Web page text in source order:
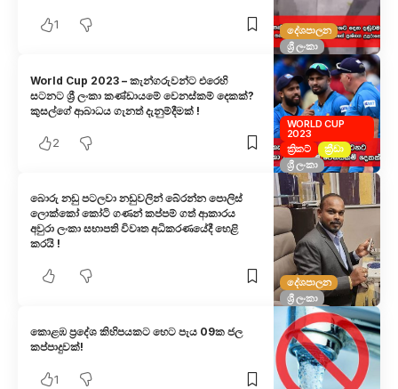
දේශපාලන
ශ්‍රී ලංකා
1
WORLD CUP
2023
ක්‍රිකට්
ක්‍රීඩා
ශ්‍රී ලංකා
World Cup 2023 – කැන්ගරුවන්ට එරෙහි
සටනට ශ්‍රී ලංකා කණ්ඩායමේ වෙනස්කම් දෙකක්?
කුසල්ගේ ආබාධය ගැනත් දැනුම්දීමක් !
2
දේශපාලන
ශ්‍රී ලංකා
බොරු නඩු පටලවා නඩුවලින් බේරන්න පොලිස්
ලොක්කෝ කෝටි ගණන් කප්පම් ගත් ආකාරය
අවුරා ලංකා සභාපති විවෘත අධිකරණයේදී හෙළි
කරයි !
කොළඹ ප්‍රදේශ කිහිපයකට හෙට පැය 09ක ජල
කප්පාදුවක්!
1